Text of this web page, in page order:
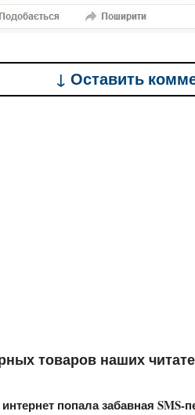
↓ Оставить
товаров наших
попала забавная